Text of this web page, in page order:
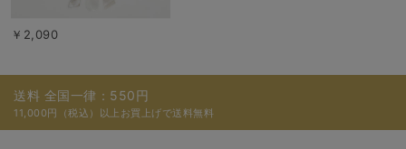
￥2,090
送料 全国一律：550円
11,000円（税込）以上お買上げで送料無料